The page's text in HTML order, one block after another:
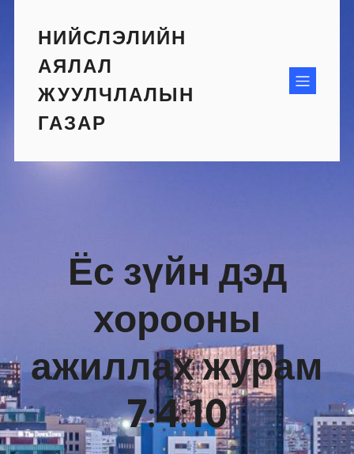
contentНИЙСЛЭЛИЙН
АЯЛАЛ
ЖУУЛЧЛАЛЫН
ГАЗАР
Ёс зүйн дэд
хорооны
ажиллах журам
7:4:10